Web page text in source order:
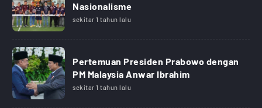
Nasionalisme
sekitar 1 tahun lalu
Pertemuan Presiden Prabowo dengan
PM Malaysia Anwar Ibrahim
sekitar 1 tahun lalu